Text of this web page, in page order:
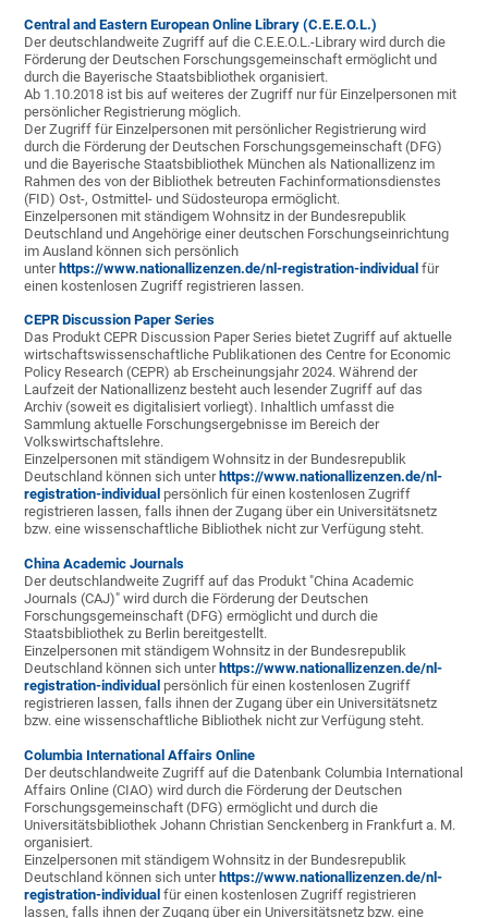
Central and Eastern European Online Library (C.E.E.O.L.)
Der deutschlandweite Zugriff auf die C.E.E.O.L.-Library wird durch die
Förderung der Deutschen Forschungsgemeinschaft ermöglicht und
durch die Bayerische Staatsbibliothek organisiert.
Ab 1.10.2018 ist bis auf weiteres der Zugriff nur für Einzelpersonen mit
persönlicher Registrierung möglich.
Der Zugriff für Einzelpersonen mit persönlicher Registrierung wird
durch die Förderung der Deutschen Forschungsgemeinschaft (DFG)
und die Bayerische Staatsbibliothek München als Nationallizenz im
Rahmen des von der Bibliothek betreuten Fachinformationsdienstes
(FID) Ost-, Ostmittel- und Südosteuropa ermöglicht.
Einzelpersonen mit ständigem Wohnsitz in der Bundesrepublik
Deutschland und Angehörige einer deutschen Forschungseinrichtung
im Ausland können sich persönlich
unter https://www.nationallizenzen.de/nl-registration-individual für
einen kostenlosen Zugriff registrieren lassen.
CEPR Discussion Paper Series
Das Produkt CEPR Discussion Paper Series bietet Zugriff auf aktuelle
wirtschaftswissenschaftliche Publikationen des Centre for Economic
Policy Research (CEPR) ab Erscheinungsjahr 2024. Während der
Laufzeit der Nationallizenz besteht auch lesender Zugriff auf das
Archiv (soweit es digitalisiert vorliegt). Inhaltlich umfasst die
Sammlung aktuelle Forschungsergebnisse im Bereich der
Volkswirtschaftslehre.
Einzelpersonen mit ständigem Wohnsitz in der Bundesrepublik
Deutschland können sich unter https://www.nationallizenzen.de/nl-
registration-individual persönlich für einen kostenlosen Zugriff
registrieren lassen, falls ihnen der Zugang über ein Universitätsnetz
bzw. eine wissenschaftliche Bibliothek nicht zur Verfügung steht.
China Academic Journals
Der deutschlandweite Zugriff auf das Produkt "China Academic
Journals (CAJ)" wird durch die Förderung der Deutschen
Forschungsgemeinschaft (DFG) ermöglicht und durch die
Staatsbibliothek zu Berlin bereitgestellt.
Einzelpersonen mit ständigem Wohnsitz in der Bundesrepublik
Deutschland können sich unter https://www.nationallizenzen.de/nl-
registration-individual persönlich für einen kostenlosen Zugriff
registrieren lassen, falls ihnen der Zugang über ein Universitätsnetz
bzw. eine wissenschaftliche Bibliothek nicht zur Verfügung steht.
Columbia International Affairs Online
Der deutschlandweite Zugriff auf die Datenbank Columbia International
Affairs Online (CIAO) wird durch die Förderung der Deutschen
Forschungsgemeinschaft (DFG) ermöglicht und durch die
Universitätsbibliothek Johann Christian Senckenberg in Frankfurt a. M.
organisiert.
Einzelpersonen mit ständigem Wohnsitz in der Bundesrepublik
Deutschland können sich unter https://www.nationallizenzen.de/nl-
registration-individual für einen kostenlosen Zugriff registrieren
lassen, falls ihnen der Zugang über ein Universitätsnetz bzw. eine